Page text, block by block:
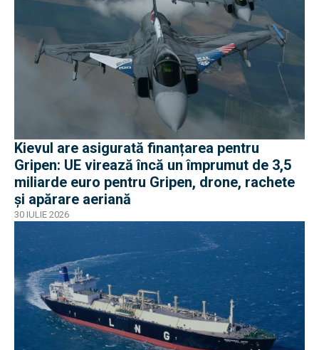
Kievul are asigurată finanțarea pentru
Gripen: UE virează încă un împrumut de 3,5
miliarde euro pentru Gripen, drone, rachete
și apărare aeriană
30 IULIE 2026